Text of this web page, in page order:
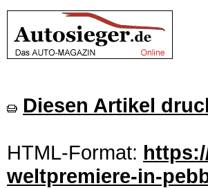
Diesen Artikel
HTML-Format:
weltpremiere-in-